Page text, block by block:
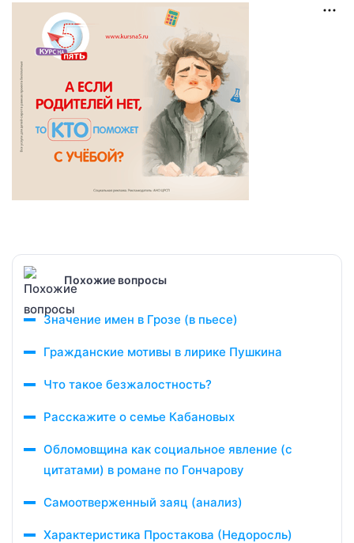
Похожие вопросы
Значение имен в Грозе (в пьесе)
Гражданские мотивы в лирике Пушкина
Что такое безжалостность?
Расскажите о семье Кабановых
Обломовщина как социальное явление (с
цитатами) в романе по Гончарову
Самоотверженный заяц (анализ)
Характеристика Простакова (Недоросль)